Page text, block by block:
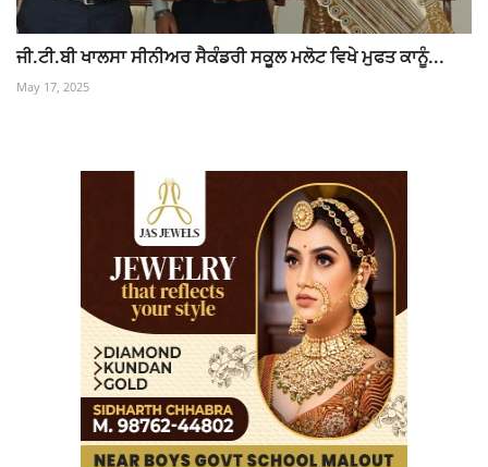
ਜੀ.ਟੀ.ਬੀ ਖਾਲਸਾ ਸੀਨੀਅਰ ਸੈਕੰਡਰੀ ਸਕੂਲ ਮਲੋਟ ਵਿਖੇ ਮੁਫਤ ਕਾਨੂੰ...
May 17, 2025